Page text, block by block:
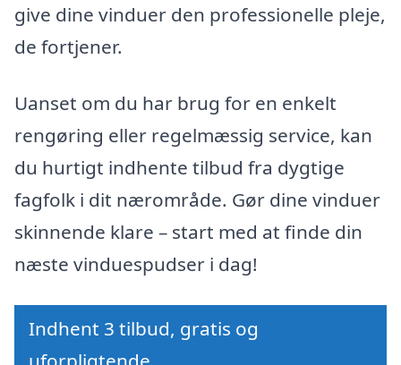
give dine vinduer den professionelle pleje,
de fortjener.
Uanset om du har brug for en enkelt
rengøring eller regelmæssig service, kan
du hurtigt indhente tilbud fra dygtige
fagfolk i dit nærområde. Gør dine vinduer
skinnende klare – start med at finde din
næste vinduespudser i dag!
Indhent 3 tilbud, gratis og